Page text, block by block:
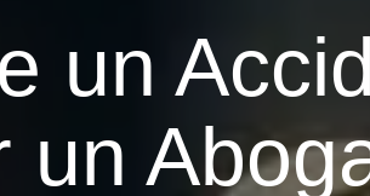
un
un